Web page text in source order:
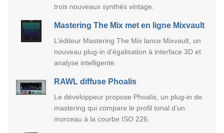
trois nouveaux synthés vintage.
Mastering The Mix met en ligne Mixvault
L’éditeur Mastering The Mix lance Mixvault, un
nouveau plug-in d’égalisation à interface 3D et
analyse intelligente.
RAWL diffuse Phoalis
Le développeur propose Phoalis, un plug-in de
mastering qui compare le profil tonal d’un
morceau à la courbe ISO 226.